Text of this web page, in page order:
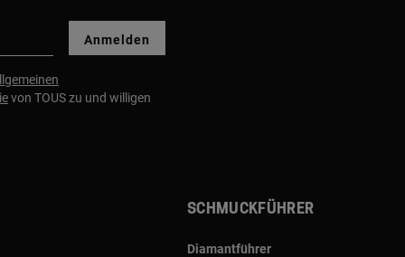
Anmelden
von TOUS zu und willigen
Schmuckführer
Diamantführer